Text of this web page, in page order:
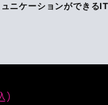
ニケーションができる